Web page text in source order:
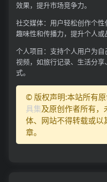
效果，提升市场竞争力。
社交媒体：用户轻松创作个
趣味性和传播力，提升个人或
个人项目：支持个人用户为
视频，如旅行记录、生活分
式。
© 版权声明:本站所有
具集及原创作者所有
体、网站不得转载或
章。